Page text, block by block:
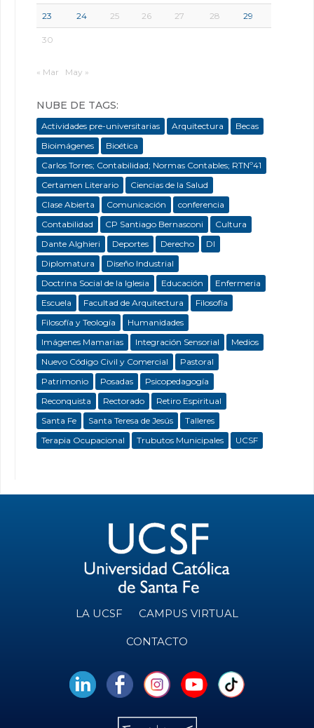
23 24 25 26 27 28 29
30
« Mar May »
NUBE DE TAGS:
Actividades pre-universitarias Arquitectura
Becas
Bioimágenes
Bioética
Carlos Torres; Contabilidad; Normas Contables; RTNº41
Certamen Literario
Ciencias de la Salud
Clase Abierta
Comunicación
conferencia
Contabilidad
CP Santiago Bernasconi
Cultura
Dante Alghieri
Deportes Derecho
DI
Diplomatura
Diseño Industrial
Doctrina Social de la Iglesia
Educación
Enfermeria
Escuela
Facultad de Arquitectura
Filosofía
Filosofía y Teología
Humanidades
Imágenes Mamarias
Integración Sensorial
Medios
Nuevo Código Civil y Comercial
Pastoral
Patrimonio
Posadas
Psicopedagogía
Reconquista
Rectorado
Retiro Espiritual
Santa Fe
Santa Teresa de Jesús
Talleres
Terapia Ocupacional
Trubutos Municipales UCSF
LA UCSF CAMPUS VIRTUAL
CONTACTO